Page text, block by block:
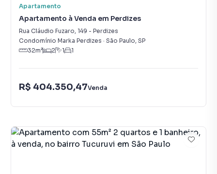
Apartamento
Apartamento à Venda em Perdizes
Rua Cláudio Fuzaro, 149 - Perdizes
Condomínio Marka Perdizes · São Paulo, SP
32m² 2 1 1
R$ 404.350,47Venda